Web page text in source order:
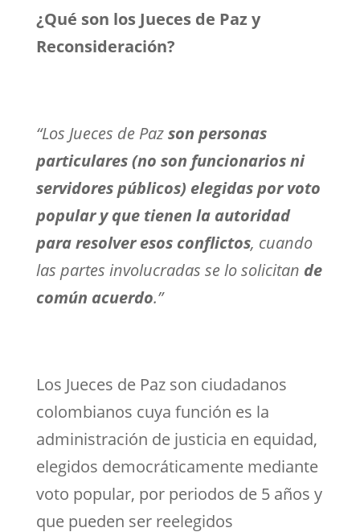
¿Qué son los Jueces de Paz y
Reconsideración?
“Los Jueces de Pazson personas
particulares (no son funcionarios ni
servidores públicos) elegidas por voto
popular y que tienen la autoridad
para resolver esos conflictos, cuando
las partes involucradas se lo solicitan de
común acuerdo.”
Los Jueces de Paz son ciudadanos
colombianos cuya función es la
administración de justicia en equidad,
elegidos democráticamente mediante
voto popular, por periodos de 5 años y
que pueden ser reelegidos